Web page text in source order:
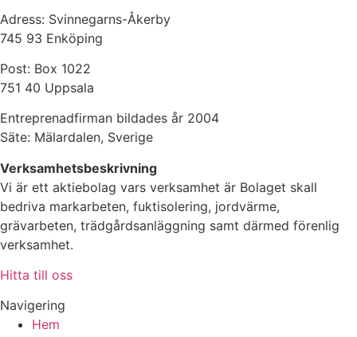
Adress: Svinnegarns-Åkerby
745 93 Enköping
Post: Box 1022
751 40 Uppsala
Entreprenadfirman bildades år 2004
Säte: Mälardalen, Sverige
Verksamhetsbeskrivning
Vi är ett aktiebolag vars verksamhet är Bolaget skall
bedriva markarbeten, fuktisolering, jordvärme,
grävarbeten, trädgårdsanläggning samt därmed förenlig
verksamhet.
Hitta till oss
Navigering
Hem